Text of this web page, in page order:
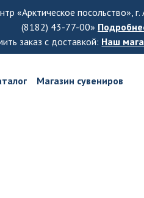
«Арктическое
(8182) 43-77-00»
заказ с доставкой: Наш
Магазин сувениров